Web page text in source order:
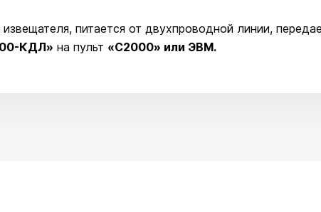
питается от двухпроводной линии,
КДЛ» на пульт «С2000» или ЭВМ.